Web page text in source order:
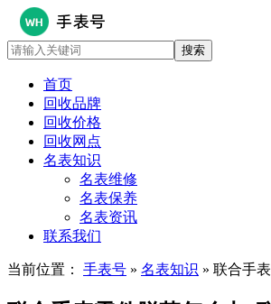
首页
回收品牌
回收价格
回收网点
名表知识
名表维修
名表保养
名表资讯
联系我们
当前位置： 手表号 » 名表知识 » 联合手